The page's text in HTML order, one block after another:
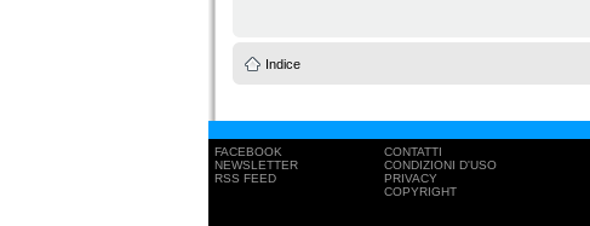
Indice
FACEBOOK
NEWSLETTER
RSS FEED
CONTATTI
CONDIZIONI D'USO
PRIVACY
COPYRIGHT